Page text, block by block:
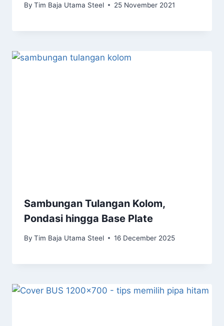
By Tim Baja Utama Steel 25 November 2021
Sambungan Tulangan Kolom,
Pondasi hingga Base Plate
By Tim Baja Utama Steel 16 December 2025